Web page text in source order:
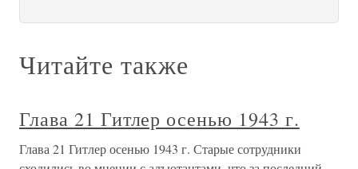
Читайте также
Глава 21 Гитлер осенью 1943 г.
Глава 21 Гитлер осенью 1943 г. Старые сотрудники